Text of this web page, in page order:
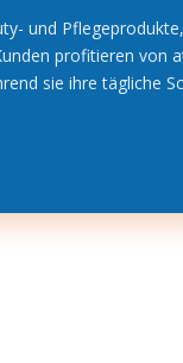
und
profitieren von
sie ihre tägliche